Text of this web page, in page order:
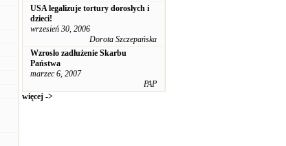
USA legalizuje tortury dorosłych i
dzieci!
wrzesień 30, 2006
Dorota Szczepańska
Wzrosło zadłużenie Skarbu
Państwa
marzec 6, 2007
PAP
więcej ->